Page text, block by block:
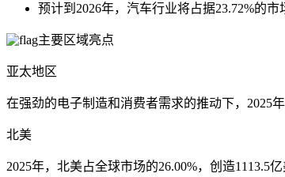
预计到2026年，汽车行业将占据23.72%的市
主要区域亮点
亚太地区
在强劲的电子制造和消费者需求的推动下，2025
北美
2025年，北美占全球市场的26.00%，创造1113.5